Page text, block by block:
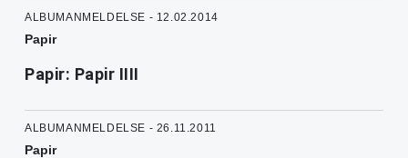
ALBUMANMELDELSE - 12.02.2014
Papir
Papir: Papir IIII
ALBUMANMELDELSE - 26.11.2011
Papir